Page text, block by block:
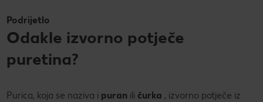
Podrijetlo
Odakle izvorno potječe
puretina?
Purica, koja se naziva i puran ili ćurka , izvorno potječe iz